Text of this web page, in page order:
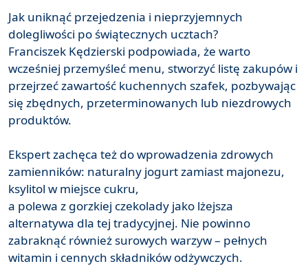
Jak uniknąć przejedzenia i nieprzyjemnych
dolegliwości po świątecznych ucztach?
Franciszek Kędzierski podpowiada, że warto
wcześniej przemyśleć menu, stworzyć listę zakupów i
przejrzeć zawartość kuchennych szafek, pozbywając
się zbędnych, przeterminowanych lub niezdrowych
produktów.
Ekspert zachęca też do wprowadzenia zdrowych
zamienników: naturalny jogurt zamiast majonezu,
ksylitol w miejsce cukru,
a polewa z gorzkiej czekolady jako lżejsza
alternatywa dla tej tradycyjnej. Nie powinno
zabraknąć również surowych warzyw – pełnych
witamin i cennych składników odżywczych.